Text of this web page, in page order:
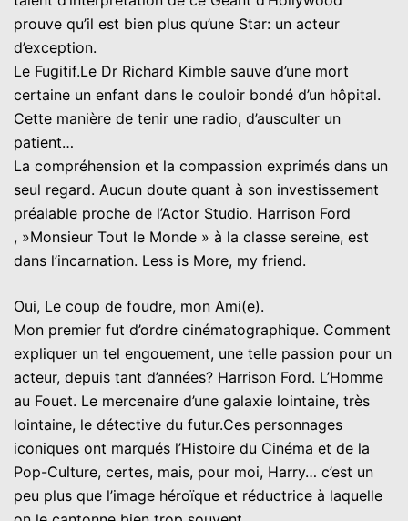
prouve qu’il est bien plus qu’une Star: un acteur
d’exception.
Le Fugitif.Le Dr Richard Kimble sauve d’une mort
certaine un enfant dans le couloir bondé d’un hôpital.
Cette manière de tenir une radio, d’ausculter un
patient…
La compréhension et la compassion exprimés dans un
seul regard. Aucun doute quant à son investissement
préalable proche de l’Actor Studio. Harrison Ford
, »Monsieur Tout le Monde » à la classe sereine, est
dans l’incarnation. Less is More, my friend.
Oui, Le coup de foudre, mon Ami(e).
Mon premier fut d’ordre cinématographique. Comment
expliquer un tel engouement, une telle passion pour un
acteur, depuis tant d’années? Harrison Ford. L’Homme
au Fouet. Le mercenaire d’une galaxie lointaine, très
lointaine, le détective du futur.Ces personnages
iconiques ont marqués l’Histoire du Cinéma et de la
Pop-Culture, certes, mais, pour moi, Harry… c’est un
peu plus que l’image héroïque et réductrice à laquelle